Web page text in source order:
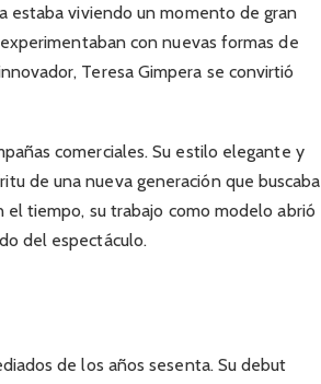
estaba viviendo un momento de gran
con nuevas formas de
Teresa Gimpera se convirtió
comerciales. Su estilo elegante y
de una nueva generación que buscaba
tiempo, su trabajo como modelo abrió
del espectáculo.
de los años sesenta. Su debut